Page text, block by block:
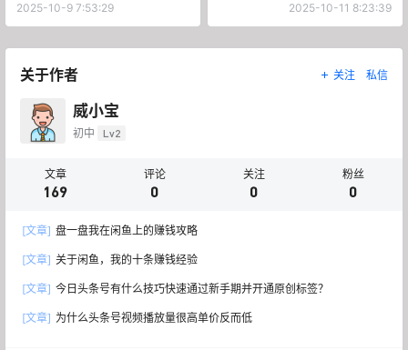
2025-10-9 7:53:29 2025-10-11 8:23:39
关于作者 关注 私信
威小宝
初中 Lv2
文章
169
评论
0
关注
0
粉丝
0
[文章] 盘一盘我在闲鱼上的赚钱攻略
[文章] 关于闲鱼，我的十条赚钱经验
[文章] 今日头条号有什么技巧快速通过新手期并开通原创标签？
[文章] 为什么头条号视频播放量很高单价反而低